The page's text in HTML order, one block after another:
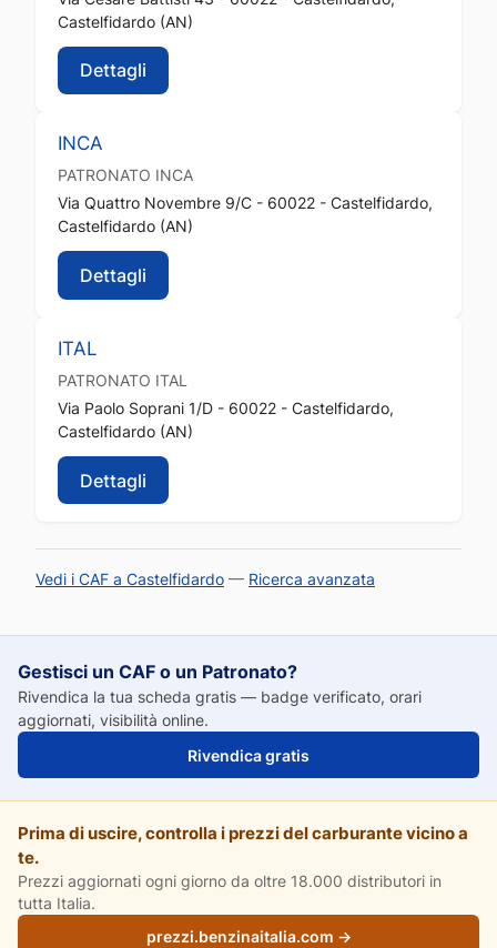
Castelfidardo (AN)
Dettagli
INCA
PATRONATO INCA
Via Quattro Novembre 9/C - 60022 - Castelfidardo,
Castelfidardo (AN)
Dettagli
ITAL
PATRONATO ITAL
Via Paolo Soprani 1/D - 60022 - Castelfidardo,
Castelfidardo (AN)
Dettagli
Vedi i CAF a Castelfidardo — Ricerca avanzata
Gestisci un CAF o un Patronato?
Rivendica la tua scheda gratis — badge verificato, orari
aggiornati, visibilità online.
Rivendica gratis
Prima di uscire, controlla i prezzi del carburante vicino a
te.
Prezzi aggiornati ogni giorno da oltre 18.000 distributori in
tutta Italia.
prezzi.benzinaitalia.com →